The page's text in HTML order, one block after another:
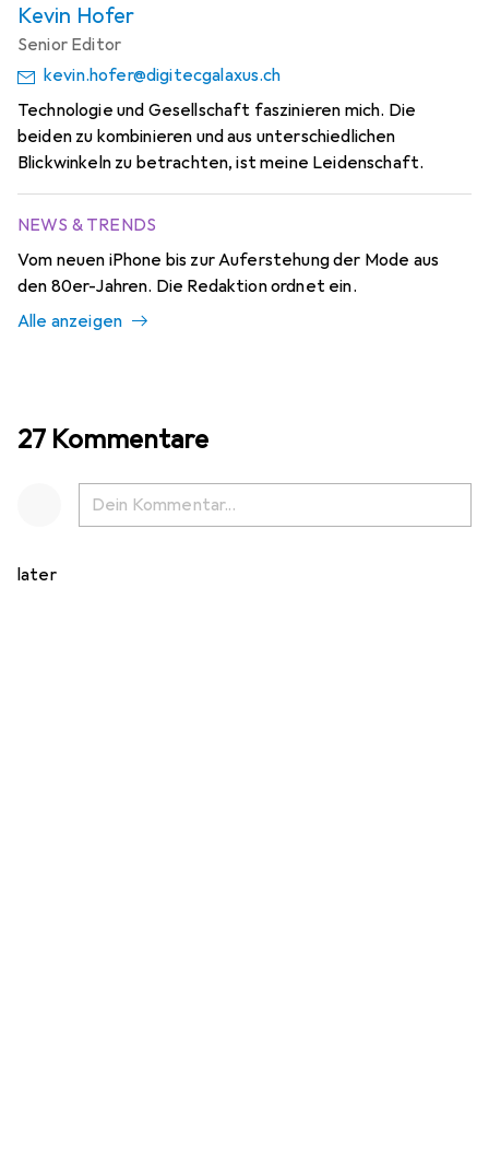
Kevin Hofer
Senior Editor
kevin.hofer@digitecgalaxus.ch
Technologie und Gesellschaft faszinieren mich. Die
beiden zu kombinieren und aus unterschiedlichen
Blickwinkeln zu betrachten, ist meine Leidenschaft.
NEWS & TRENDS
Vom neuen iPhone bis zur Auferstehung der Mode aus
den 80er-Jahren. Die Redaktion ordnet ein.
Alle anzeigen
27 Kommentare
later